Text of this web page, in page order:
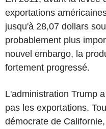
exportations
jusqu'à 28,07 dollars
probablement plus
nouvel embargo, la
fortement progressé.
L'administration Trump
pas les exportations.
démocrate de